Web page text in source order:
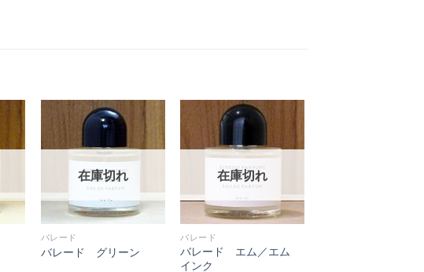
在庫切れ
バレード
バレード グリーン
在庫切れ
バレード
バレード エム／エム
インク